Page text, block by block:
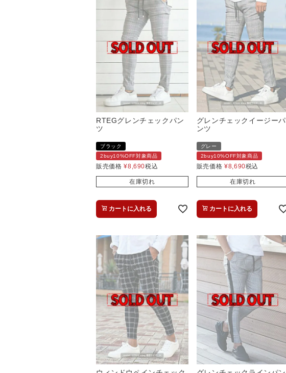
RTEGグレンチェックパン
ツ
ブラック
2buy10%OFF対象商品
販売価格 ¥8,690税込
在庫切れ
カートに入れる
グレンチェックイージーパ
ンツ
グレー
2buy10%OFF対象商品
販売価格 ¥8,690税込
在庫切れ
カートに入れる